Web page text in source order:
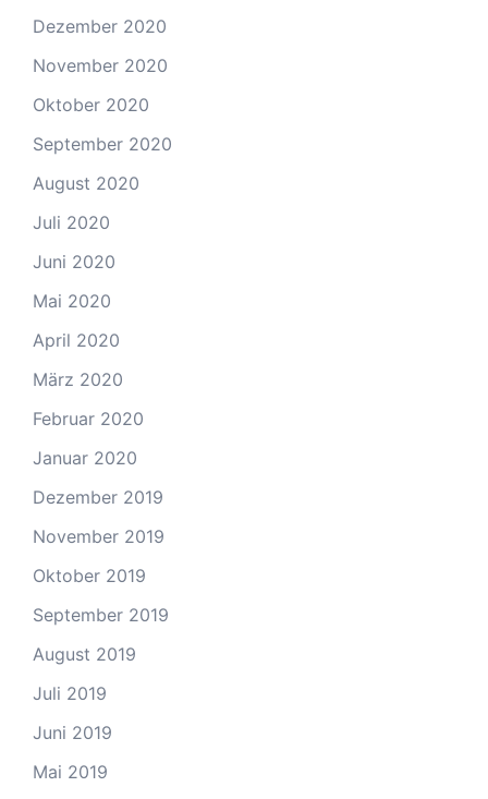
Dezember 2020
November 2020
Oktober 2020
September 2020
August 2020
Juli 2020
Juni 2020
Mai 2020
April 2020
März 2020
Februar 2020
Januar 2020
Dezember 2019
November 2019
Oktober 2019
September 2019
August 2019
Juli 2019
Juni 2019
Mai 2019